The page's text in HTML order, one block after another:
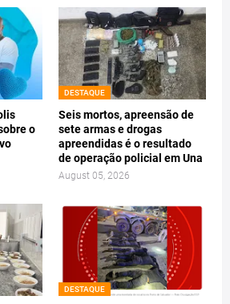
o
DESTAQUE
Seis mortos, apreensão de
sete armas e drogas
apreendidas é o resultado
de operação policial em Una
August 05, 2026
DESTAQUE